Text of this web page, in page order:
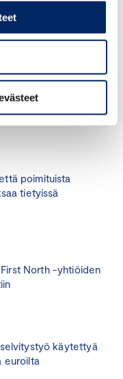
poimituista
tietyissä
North -yhtiöiden
käytettyä
euroilta